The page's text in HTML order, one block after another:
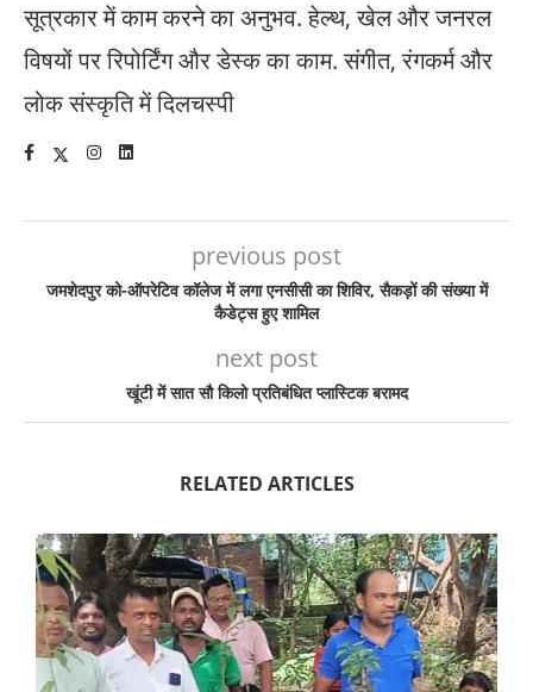
सूत्रकार में काम करने का अनुभव. हेल्थ, खेल और जनरल
विषयों पर रिपोर्टिंग और डेस्क का काम. संगीत, रंगकर्म और
लोक संस्कृति में दिलचस्पी
previous post
जमशेदपुर को-ऑपरेटिव कॉलेज में लगा एनसीसी का शिविर, सैकड़ों की संख्या में
कैडेट्स हुए शामिल
next post
खूंटी में सात सौ किलो प्रतिबंधित प्लास्टिक बरामद
RELATED ARTICLES